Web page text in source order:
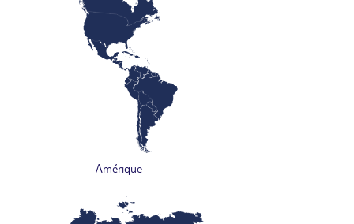
Amérique